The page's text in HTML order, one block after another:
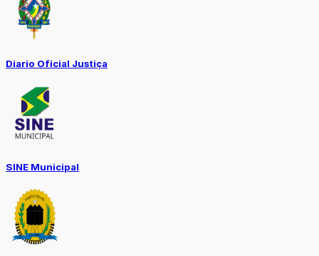
Diario Oficial Justiça
SINE Municipal